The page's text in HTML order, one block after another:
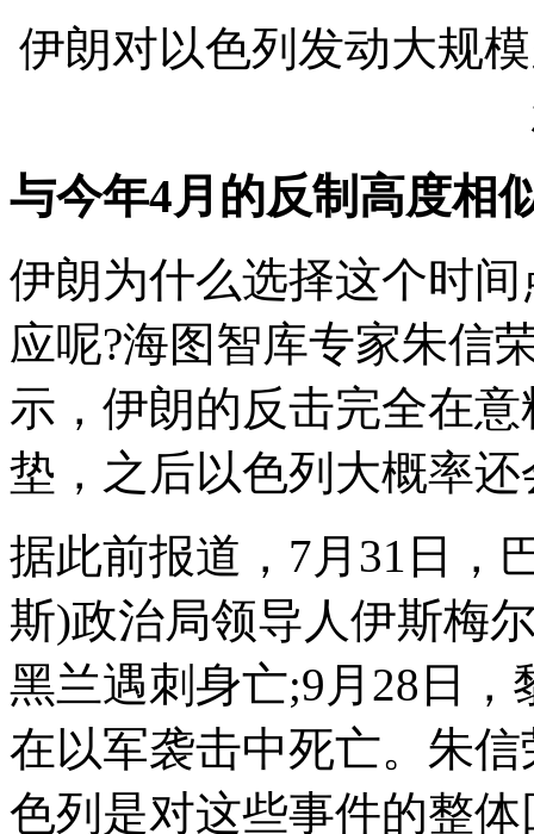
伊朗对以色列发动大规
与今年4月的反制高度相
伊朗为什么选择这个时
应呢?海图智库专家朱信
示，伊朗的反击完全在
垫，之后以色列大概率
据此前报道，7月31日，
斯)政治局领导人伊斯梅
黑兰遇刺身亡;9月28日
在以军袭击中死亡。朱
色列是对这些事件的整